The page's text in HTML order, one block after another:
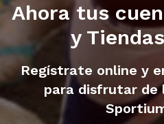
Ahora tus
y
Regístrate online y
para disfrutar de